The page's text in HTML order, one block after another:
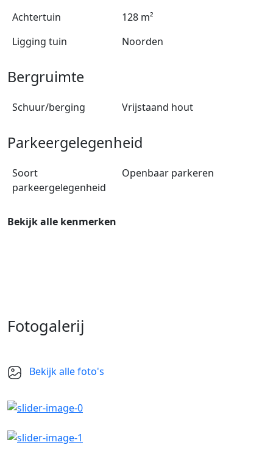
Achtertuin
128 m²
Ligging tuin
Noorden
Bergruimte
Schuur/berging Vrijstaand hout
Parkeergelegenheid
Soort
parkeergelegenheid
Openbaar parkeren
Bekijk alle kenmerken
Fotogalerij
Bekijk alle foto's